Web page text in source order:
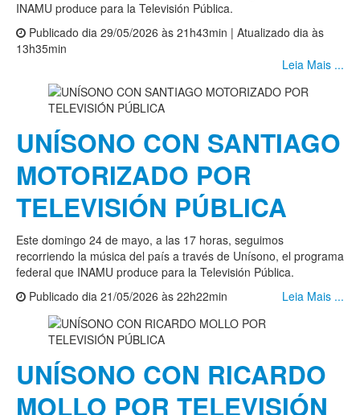
INAMU produce para la Televisión Pública.
Publicado dia 29/05/2026 às 21h43min | Atualizado dia às
13h35min
Leia Mais ...
UNÍSONO CON SANTIAGO
MOTORIZADO POR
TELEVISIÓN PÚBLICA
Este domingo 24 de mayo, a las 17 horas, seguimos
recorriendo la música del país a través de Unísono, el programa
federal que INAMU produce para la Televisión Pública.
Publicado dia 21/05/2026 às 22h22min
Leia Mais ...
UNÍSONO CON RICARDO
MOLLO POR TELEVISIÓN